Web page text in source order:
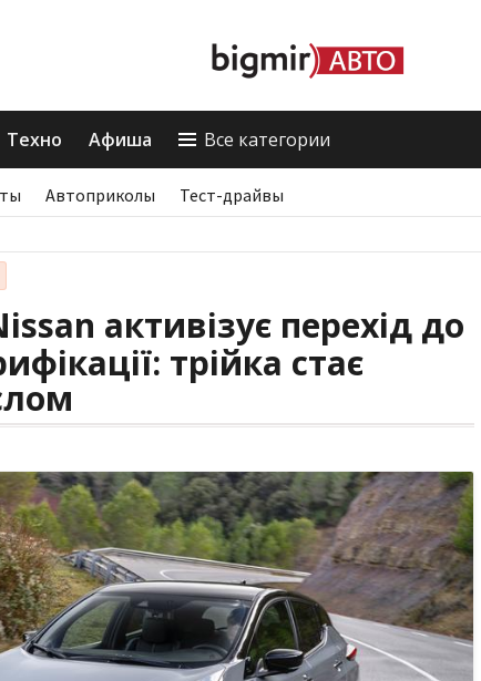
Техно Афиша Все категории
Автоприколы Тест-драйвы
активізує перехід до
трійка стає